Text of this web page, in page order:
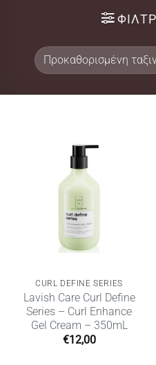
CURL DEFINE SERIES
Lavish Care Curl Define
Series – Curl Enhance
Gel Cream – 350mL
€12,00